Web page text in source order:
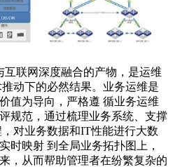
联网深度融合的产物，是运维
动下的必然结果。业务运维是
值为导向，严格遵 循业务运维
规范，通过梳理业务系统、支撑
对业务数据和IT性能进行大数
时映射 到全局业务拓扑图上，
，从而帮助管理者在纷繁复杂的